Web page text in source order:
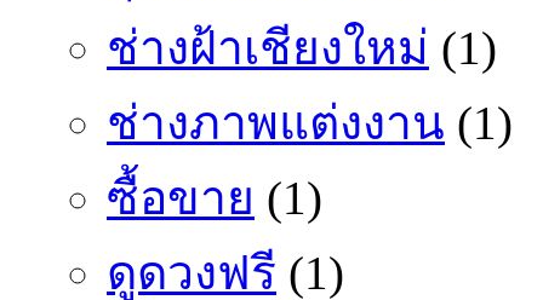
ช่างฝ้าเชียงใหม่ (1)
ช่างภาพแต่งงาน (1)
ซื้อขาย (1)
ดูดวงฟรี (1)